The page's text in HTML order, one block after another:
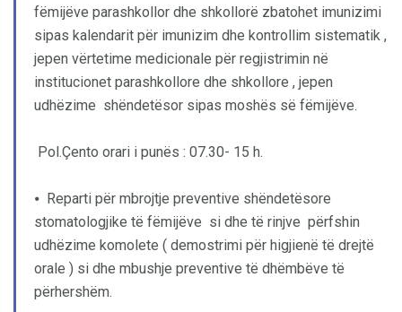
fëmijëve parashkollor dhe shkollorë zbatohet imunizimi
sipas kalendarit për imunizim dhe kontrollim sistematik ,
jepen vërtetime medicionale për regjistrimin në
institucionet parashkollore dhe shkollore , jepen
udhëzime shëndetësor sipas moshës së fëmijëve.
Pol.Çento orari i punës : 07.30- 15 h.
⦁ Reparti për mbrojtje preventive shëndetësore
stomatologjike të fëmijëve si dhe të rinjve përfshin
udhëzime komolete ( demostrimi për higjienë të drejtë
orale ) si dhe mbushje preventive të dhëmbëve të
përhershëm.